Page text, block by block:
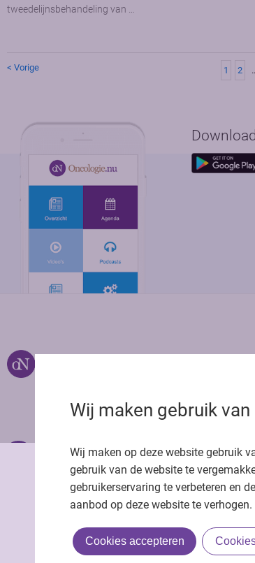
Wij maken gebruik
Wij maken op deze website gebruik
gebruik van de website te
gebruikerservaring te verbeteren en
aanbod op deze website te verhogen.
Cookies accepteren
tweedelijnsbehandeling van …
< Vorige 1 2